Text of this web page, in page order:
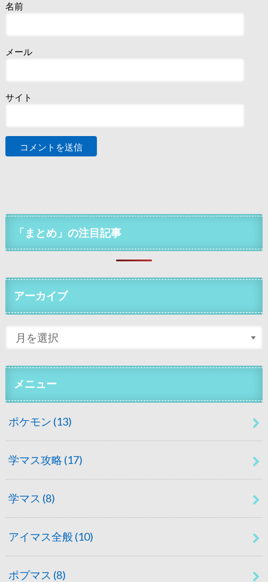
名前
メール
サイト
「まとめ」の注目記事
アーカイブ
メニュー
ポケモン (13)
学マス攻略 (17)
学マス (8)
アイマス全般 (10)
ポプマス (8)